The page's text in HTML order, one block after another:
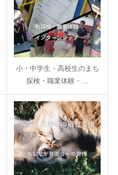
小・中学生・高校生のまち
探検・職業体験・…